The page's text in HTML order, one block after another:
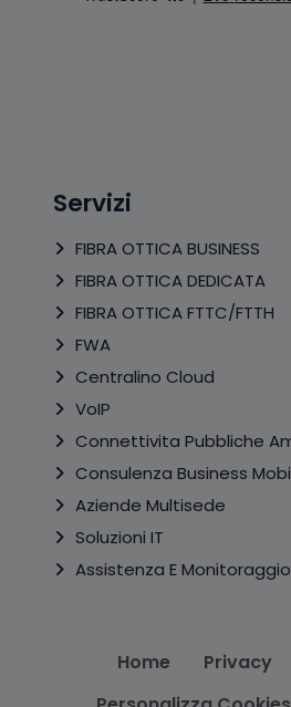
Servizi
FIBRA OTTICA BUSINESS
FIBRA OTTICA DEDICATA
FIBRA OTTICA FTTC/FTTH
FWA
Centralino Cloud
VoIP
Connettivita Pubbliche
Consulenza Business
Aziende Multisede
Soluzioni IT
Assistenza E
Home Privacy